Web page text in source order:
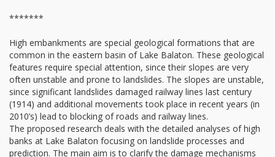
*******
High embankments are special geological formations that are
common in the eastern basin of Lake Balaton. These geological
features require special attention, since their slopes are very
often unstable and prone to landslides. The slopes are unstable,
since significant landslides damaged railway lines last century
(1914) and additional movements took place in recent years (in
2010’s) lead to blocking of roads and railway lines.
The proposed research deals with the detailed analyses of high
banks at Lake Balaton focusing on landslide processes and
prediction. The main aim is to clarify the damage mechanisms